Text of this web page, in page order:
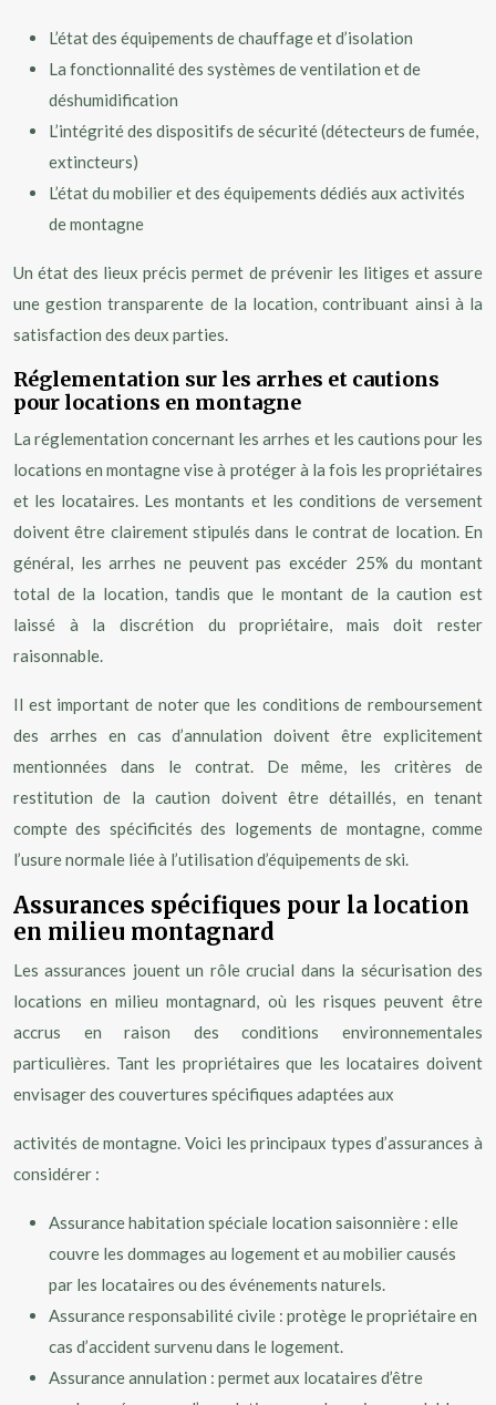
L’état des équipements de chauffage et d’isolation
La fonctionnalité des systèmes de ventilation et de
déshumidification
L’intégrité des dispositifs de sécurité (détecteurs de fumée,
extincteurs)
L’état du mobilier et des équipements dédiés aux activités
de montagne
Un état des lieux précis permet de prévenir les litiges et assure
une gestion transparente de la location, contribuant ainsi à la
satisfaction des deux parties.
Réglementation sur les arrhes et cautions
pour locations en montagne
La réglementation concernant les arrhes et les cautions pour les
locations en montagne vise à protéger à la fois les propriétaires
et les locataires. Les montants et les conditions de versement
doivent être clairement stipulés dans le contrat de location. En
général, les arrhes ne peuvent pas excéder 25% du montant
total de la location, tandis que le montant de la caution est
laissé à la discrétion du propriétaire, mais doit rester
raisonnable.
Il est important de noter que les conditions de remboursement
des arrhes en cas d’annulation doivent être explicitement
mentionnées dans le contrat. De même, les critères de
restitution de la caution doivent être détaillés, en tenant
compte des spécificités des logements de montagne, comme
l’usure normale liée à l’utilisation d’équipements de ski.
Assurances spécifiques pour la location
en milieu montagnard
Les assurances jouent un rôle crucial dans la sécurisation des
locations en milieu montagnard, où les risques peuvent être
accrus en raison des conditions environnementales
particulières. Tant les propriétaires que les locataires doivent
envisager des couvertures spécifiques adaptées aux
activités de montagne. Voici les principaux types d’assurances à
considérer :
Assurance habitation spéciale location saisonnière : elle
couvre les dommages au logement et au mobilier causés
par les locataires ou des événements naturels.
Assurance responsabilité civile : protège le propriétaire en
cas d’accident survenu dans le logement.
Assurance annulation : permet aux locataires d’être